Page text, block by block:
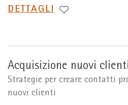
PASSA
DETTAGLI
Acquisizione nuovi clienti
Strategie per creare contatti
nuovi clienti